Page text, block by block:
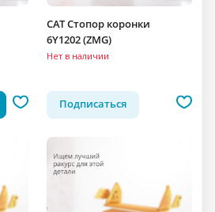
CAT Стопор коронки
6Y1202 (ZMG)
Нет в наличии
Подписаться